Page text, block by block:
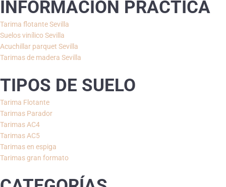
INFORMACIÓN PRÁCTICA
Tarima flotante Sevilla
Suelos vinílico Sevilla
Acuchillar parquet Sevilla
Tarimas de madera Sevilla
TIPOS DE SUELO
Tarima Flotante
Tarimas Parador
Tarimas AC4
Tarimas AC5
Tarimas en espiga
Tarimas gran formato